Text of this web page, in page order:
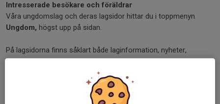
Intresserade besökare och föräldrar
Våra ungdomslag och deras lagsidor hittar du i toppmenyn
Ungdom, högst upp på sidan.
På lagsidorna finns såklart både laginformation, nyheter,
matcher, träningstider, spelare, etc; samt kontaktuppgifter till
tränare & ledare för lagen. Se även under dokument där du hittar